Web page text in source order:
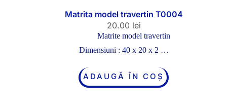
Matrita model travertin T0004
20.00 lei
Matrite model travertin
Dimensiuni : 40 x 20 x 2 …
ADAUGĂ ÎN COȘ